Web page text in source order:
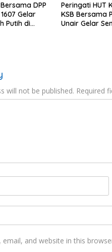
DPP
Gelar
Putih di
Peringati HUT
KSB Bersama
Unair Gelar
will not be published. Required
email, and website in this